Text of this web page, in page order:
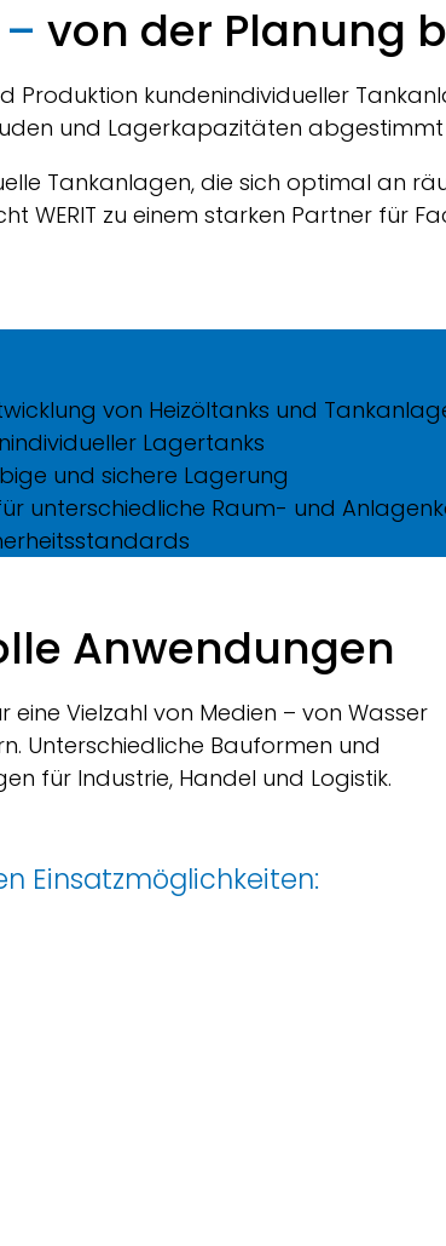
– von der Planung
Produktion kundenindividueller
und Lagerkapazitäten
Tankanlagen, die sich optimal an
WERIT zu einem starken Partner für
von Heizöltanks und
Lagertanks
und sichere Lagerung
unterschiedliche Raum- und
Anwendungen
Vielzahl von Medien – von Wasser
Unterschiedliche Bauformen und
für Industrie, Handel und Logistik.
Einsatzmöglichkeiten: